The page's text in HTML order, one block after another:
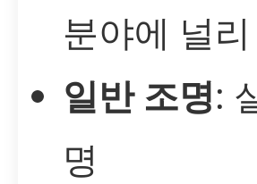
분야에 널
일반 조명:
명